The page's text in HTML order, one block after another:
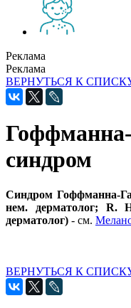
Реклама
Реклама
ВЕРНУТЬСЯ К
синдром
Синдром Гоффманна-
нем. дерматолог; R.
дерматолог) - см.
ВЕРНУТЬСЯ К